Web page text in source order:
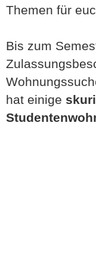
Themen für
Bis zum
hat einige